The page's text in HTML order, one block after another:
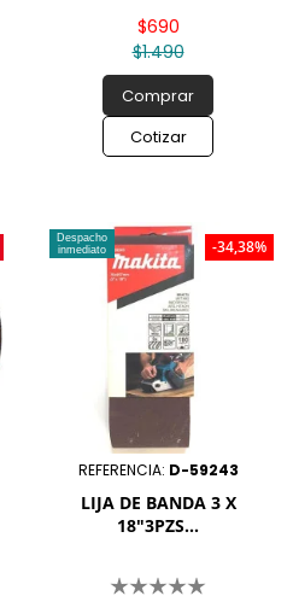
$1.490
$690
Comprar
Cotizar
Despacho
inmediato
REFERENCIA: D-59243
LIJA DE BANDA 3 X
18"3PZS...
-34,38%